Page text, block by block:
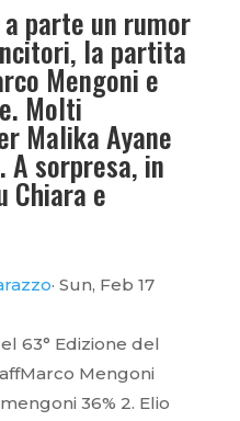
parte un rumor
la partita
Mengoni e
Molti
Malika Ayane
sorpresa, in
Chiara e
· Sun, Feb 17
63° Edizione del
Mengoni
36% 2. Elio